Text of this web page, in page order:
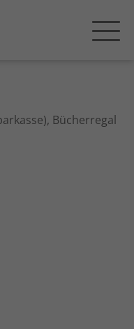
Bücherregal